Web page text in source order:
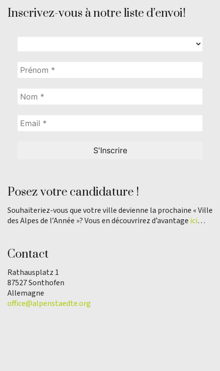
Inscrivez-vous à notre liste d’envoi!
Posez votre candidature !
Souhaiteriez-vous que votre ville devienne la prochaine « Ville
des Alpes de l’Année »? Vous en découvrirez d’avantage ici…
Contact
Rathausplatz 1
87527 Sonthofen
Allemagne
office@alpenstaedte.org